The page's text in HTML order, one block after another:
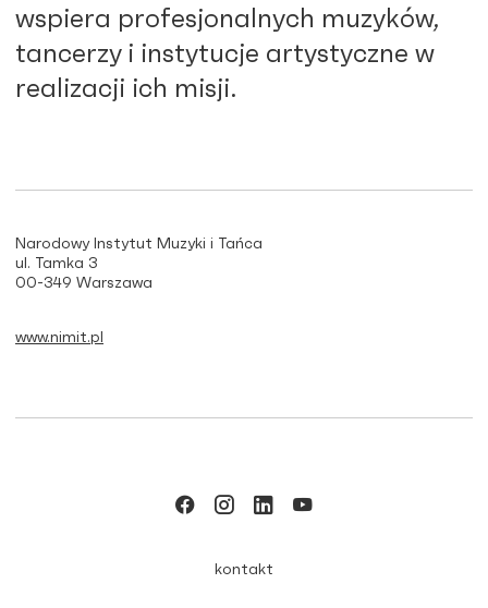
wspiera profesjonalnych muzyków,
tancerzy i instytucje artystyczne w
realizacji ich misji.
Narodowy Instytut Muzyki i Tańca
ul. Tamka 3
00-349 Warszawa
www.nimit.pl
kontakt